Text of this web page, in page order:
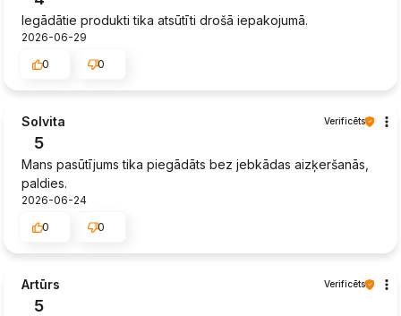
Iegādātie produkti tika atsūtīti drošā iepakojumā.
2026-06-29
0
0
Solvita Verificēts
5
Mans pasūtījums tika piegādāts bez jebkādas aizķeršanās,
paldies.
2026-06-24
0
0
Artūrs Verificēts
5